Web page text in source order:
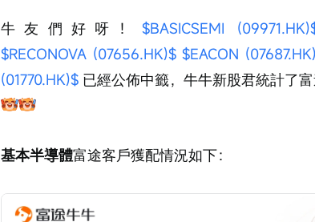
牛友們好呀！ $BASICSEMI
$RECONOVA (07656.HK)$ $EACON
(01770.HK)$ 已經公佈中籤，牛牛新股君統計了
基本半導體富途客戶獲配情況如下：